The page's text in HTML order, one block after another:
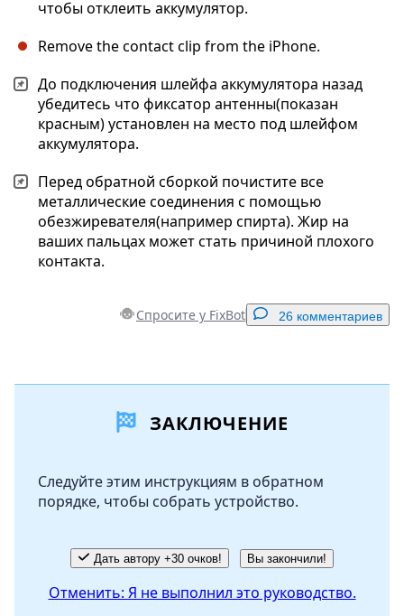
чтобы отклеить аккумулятор.
Remove the contact clip from the iPhone.
До подключения шлейфа аккумулятора назад
убедитесь что фиксатор антенны(показан
красным) установлен на место под шлейфом
аккумулятора.
Перед обратной сборкой почистите все
металлические соединения с помощью
обезжиревателя(например спирта). Жир на
ваших пальцах может стать причиной плохого
контакта.
Спросите у FixBot 26 комментариев
Добавить комментарий
Отмена Оставить комментарий
ЗАКЛЮЧЕНИЕ
Следуйте этим инструкциям в обратном
порядке, чтобы собрать устройство.
Дать автору +30 очков! Вы закончили!
Отменить: Я не выполнил это руководство.